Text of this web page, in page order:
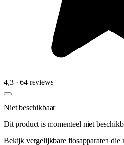
4,3 · 64 reviews
Niet beschikbaar
Dit product is momenteel niet
Bekijk vergelijkbare flosapparaten die